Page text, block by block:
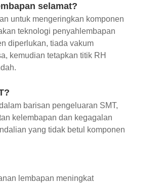
selamat?
untuk mengeringkan komponen
teknologi penyahlembapan
diperlukan, tiada vakum
kemudian tetapkan titik RH
barisan pengeluaran SMT,
kelembapan dan kegagalan
yang tidak betul komponen
lembapan meningkat